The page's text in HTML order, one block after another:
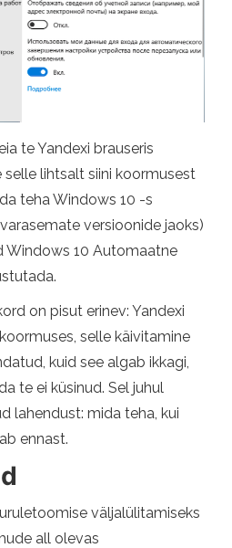
te Yandexi brauseris
lihtsalt siini koormusest
teha Windows 10 -s
versioonide jaoks)
Windows 10 Automaatne
on pisut erinev: Yandexi
selle käivitamine
kuid see algab ikkagi,
te ei küsinud. Sel juhul
lahendust: mida teha, kui
ennast.
väljalülitamiseks
all olevas